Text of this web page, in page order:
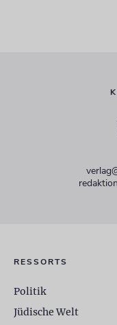
RESSORTS
Politik
Jüdische Welt